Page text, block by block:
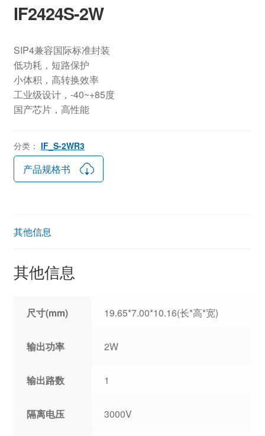
IF2424S-2W
SIP4兼容国际标准封装
低功耗，短路保护
小体积，高转换效率
工业级设计，-40~+85度
国产芯片，高性能
分类： IF_S-2WR3
产品规格书
其他信息
其他信息
尺寸(mm) 19.65*7.00*10.16(长*高*宽)
输出功率 2W
输出路数 1
隔离电压 3000V